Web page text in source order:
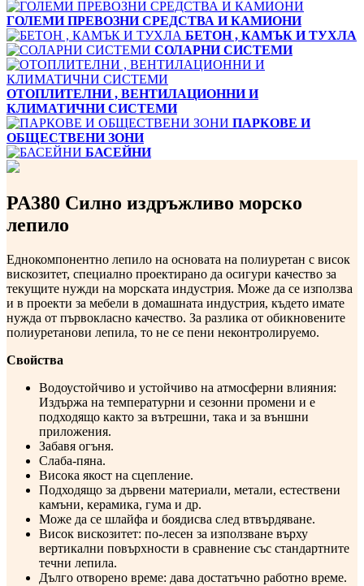
ГОЛЕМИ ПРЕВОЗНИ СРЕДСТВА И КАМИОНИ
БЕТОН , КАМЪК И ТУХЛА
СОЛАРНИ СИСТЕМИ
ОТОПЛИТЕЛНИ , ВЕНТИЛАЦИОННИ И
КЛИМАТИЧНИ СИСТЕМИ
ПАРКОВЕ И
ОБЩЕСТВЕНИ ЗОНИ
БАСЕЙНИ
PA380 Силно издръжливо морско
лепило
Еднокомпонентно лепило на основата на полиуретан с висок
вискозитет, специално проектирано да осигури качество за
текущите нужди на морската индустрия. Може да се използва
и в проекти за мебели в домашната индустрия, където имате
нужда от първокласно качество. За разлика от обикновените
полиуретанови лепила, то не се пени неконтролируемо.
Свойства
Водоустойчиво и устойчиво на атмосферни влияния:
Издържа на температурни и сезонни промени и е
подходящо както за вътрешни, така и за външни
приложения.
Забавя огъня.
Слаба-пяна.
Висока якост на сцепление.
Подходящо за дървени материали, метали, естествени
камъни, керамика, гума и др.
Може да се шлайфа и боядисва след втвърдяване.
Висок вискозитет: по-лесен за използване върху
вертикални повърхности в сравнение със стандартните
течни лепила.
Дълго отворено време: дава достатъчно работно време.